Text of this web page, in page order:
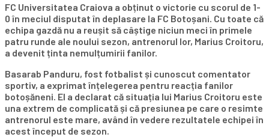
FC Universitatea Craiova a obținut o victorie cu scorul de 1-
0 în meciul disputat în deplasare la FC Botoșani. Cu toate că
echipa gazdă nu a reușit să câștige niciun meci în primele
patru runde ale noului sezon, antrenorul lor, Marius Croitoru,
a devenit ținta nemulțumirii fanilor.
Basarab Panduru, fost fotbalist și cunoscut comentator
sportiv, a exprimat înțelegerea pentru reacția fanilor
botoșăneni. El a declarat că situația lui Marius Croitoru este
una extrem de complicată și că presiunea pe care o resimte
antrenorul este mare, având în vedere rezultatele echipei în
acest început de sezon.